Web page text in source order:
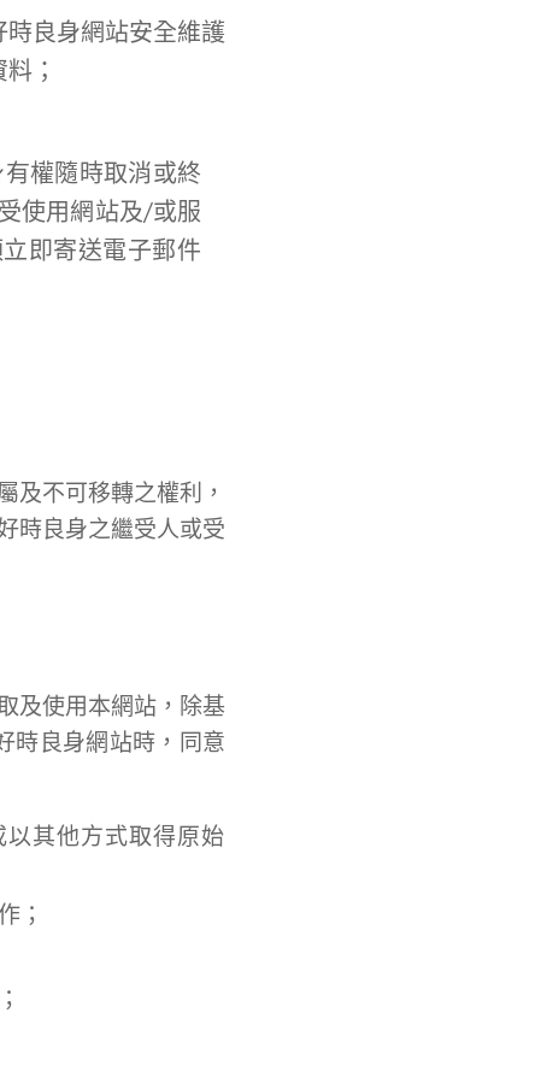
良身網站安全維護
；
權隨時取消或終
使用網站及/或服
即寄送電子郵件
及不可移轉之權利，
時良身之繼受人或受
及使用本網站，除基
時良身網站時，同意
其他方式取得原始
；